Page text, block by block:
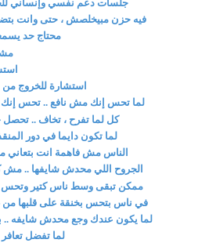
جلسات دعم نفسي وإنساني
فيه حزن مبيخلصش ، حتى وانت
محتاج حد
استشارة للخروج من
لما تحس إنك مش نافع .. تحس إنك
كل لما تفرح ، تخاف .. تحصل
لما تكون دايما في دور
الناس مش فاهمة انت بتعاني
الجروح اللي محدش شايفها ..
ممكن تبقى وسط ناس كتير وتحس
في ناس بتحس بخنقة على قلبها
لما يكون عندك وجع محدش شايفه
لما تفضل